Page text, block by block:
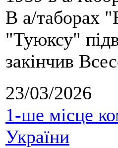
В а/таборах
"Туюксу"
закінчив
23/03/2026
1-ше місце
України